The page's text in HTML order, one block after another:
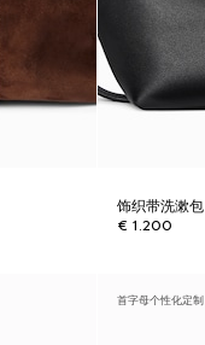
饰织带洗漱包
€ 1.200
首字母个性化定制